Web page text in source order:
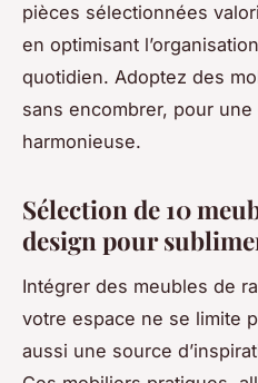
pièces sélectionnées
en optimisant
quotidien. Adoptez des
sans encombrer, pour
harmonieuse.
Sélection de 10
design pour
Intégrer des meubles de
votre espace ne se limite
aussi une source